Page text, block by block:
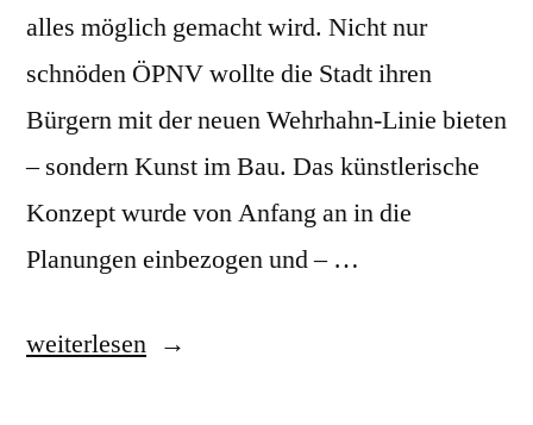
alles möglich gemacht wird. Nicht nur
schnöden ÖPNV wollte die Stadt ihren
Bürgern mit der neuen Wehrhahn-Linie bieten
– sondern Kunst im Bau. Das künstlerische
Konzept wurde von Anfang an in die
Planungen einbezogen und – …
„Düsseldorf
weiterlesen